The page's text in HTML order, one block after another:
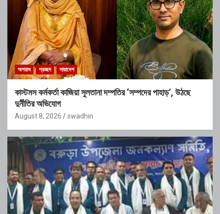
অপরাধ প্রচ্ছদ সারাদেশ
কাস্টমস কর্মকর্তা কাজিয়া সুলতানা দম্পতির ‘সম্পদের পাহাড়’, উঠছে
দুর্নীতির অভিযোগ
August 8, 2026 swadhin